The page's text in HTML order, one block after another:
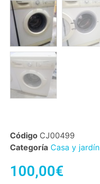
Código CJ00499
Categoría Casa y jardín
100,00€